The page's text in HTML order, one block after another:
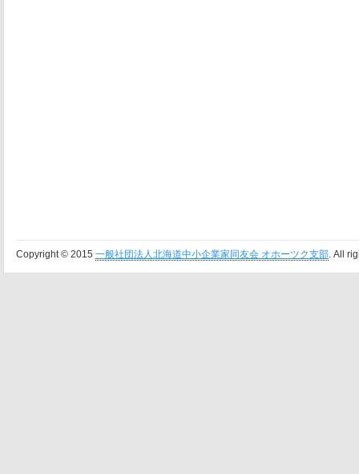
Copyright © 2015 一般社団法人北海道中小企業家同友会 オホーツク支部. All